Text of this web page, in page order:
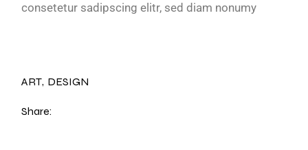
consetetur sadipscing elitr, sed diam nonumy
ART DESIGN
Share: